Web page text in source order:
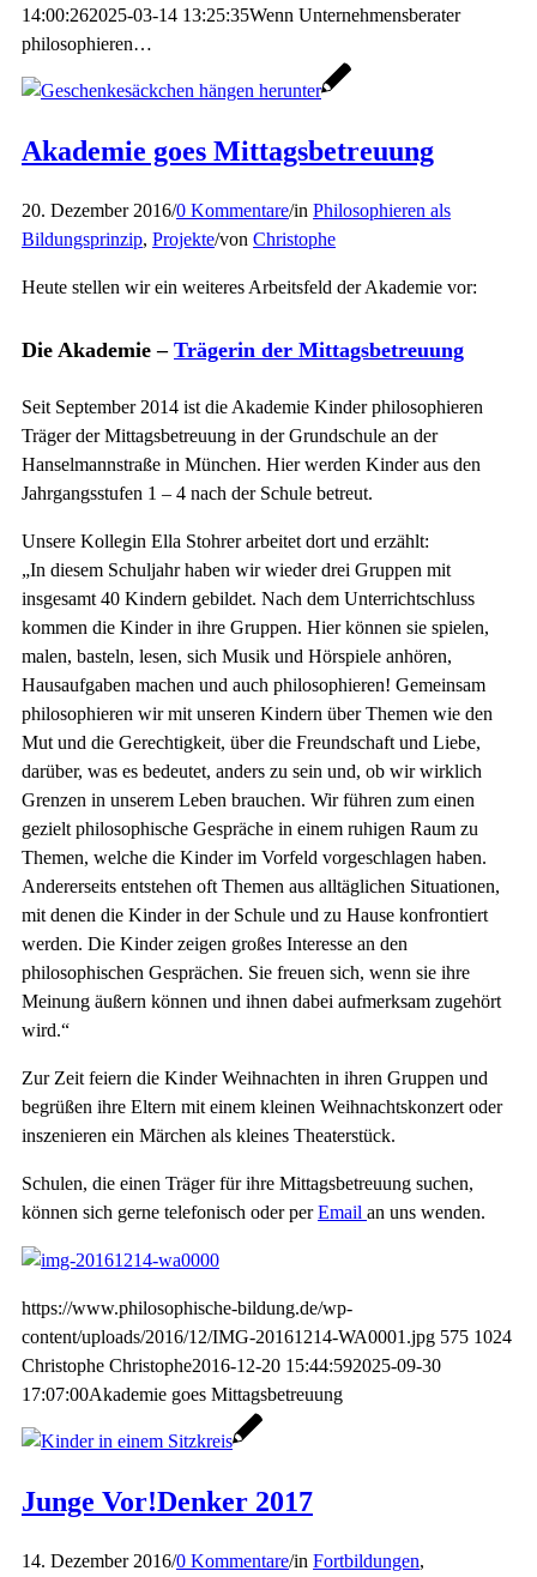
14:00:262025-03-14 13:25:35Wenn Unternehmensberater
philosophieren…
Akademie goes Mittagsbetreuung
20. Dezember 2016/0 Kommentare/in Philosophieren als
Bildungsprinzip, Projekte/von Christophe
Heute stellen wir ein weiteres Arbeitsfeld der Akademie vor:
Die Akademie – Trägerin der Mittagsbetreuung
Seit September 2014 ist die Akademie Kinder philosophieren
Träger der Mittagsbetreuung in der Grundschule an der
Hanselmannstraße in München. Hier werden Kinder aus den
Jahrgangsstufen 1 – 4 nach der Schule betreut.
Unsere Kollegin Ella Stohrer arbeitet dort und erzählt:
„In diesem Schuljahr haben wir wieder drei Gruppen mit
insgesamt 40 Kindern gebildet. Nach dem Unterrichtschluss
kommen die Kinder in ihre Gruppen. Hier können sie spielen,
malen, basteln, lesen, sich Musik und Hörspiele anhören,
Hausaufgaben machen und auch philosophieren! Gemeinsam
philosophieren wir mit unseren Kindern über Themen wie den
Mut und die Gerechtigkeit, über die Freundschaft und Liebe,
darüber, was es bedeutet, anders zu sein und, ob wir wirklich
Grenzen in unserem Leben brauchen. Wir führen zum einen
gezielt philosophische Gespräche in einem ruhigen Raum zu
Themen, welche die Kinder im Vorfeld vorgeschlagen haben.
Andererseits entstehen oft Themen aus alltäglichen Situationen,
mit denen die Kinder in der Schule und zu Hause konfrontiert
werden. Die Kinder zeigen großes Interesse an den
philosophischen Gesprächen. Sie freuen sich, wenn sie ihre
Meinung äußern können und ihnen dabei aufmerksam zugehört
wird.“
Zur Zeit feiern die Kinder Weihnachten in ihren Gruppen und
begrüßen ihre Eltern mit einem kleinen Weihnachtskonzert oder
inszenieren ein Märchen als kleines Theaterstück.
Schulen, die einen Träger für ihre Mittagsbetreuung suchen,
können sich gerne telefonisch oder perEmail an uns wenden.
https://www.philosophische-bildung.de/wp-
content/uploads/2016/12/IMG-20161214-WA0001.jpg 575 1024
Christophe Christophe2016-12-20 15:44:592025-09-30
17:07:00Akademie goes Mittagsbetreuung
Junge Vor!Denker 2017
14. Dezember 2016/0 Kommentare/in Fortbildungen,